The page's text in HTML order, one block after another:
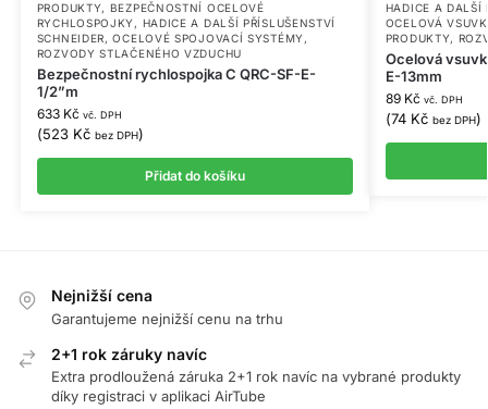
PRODUKTY, BEZPEČNOSTNÍ OCELOVÉ
RYCHLOSPOJKY , HADICE A DALŠÍ PŘÍSLUŠENSTVÍ
SCHNEIDER,OCELOVÉ SPOJOVACÍ SYSTÉMY ,
ROZVODY STLAČENÉHO VZDUCHU
Bezpečnostní rychlospojka C QRC-SF-E-
1/2”m
633 Kč vč. DPH
(523 Kč bez DPH)
Přidat do košíku
HADICE A DALŠÍ
OCELOVÁ
PRODUKTY,
Ocelová
E-13mm
89 Kč vč. DPH
(74 Kč bez DPH)
Nejnižší cena
Garantujeme nejnižší cenu na trhu
2+1 rok záruky navíc
Extra prodloužená záruka 2+1 rok navíc na vybrané produkty
díky registraci v aplikaci AirTube